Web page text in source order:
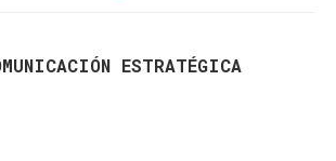
ESTRATÉGICA